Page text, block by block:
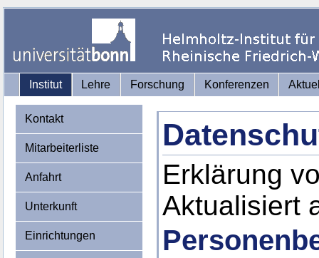
Institut Lehre Forschung Konferenzen
Kontakt
Mitarbeiterliste
Anfahrt
Unterkunft
Einrichtungen
Erklärung
Aktualisiert